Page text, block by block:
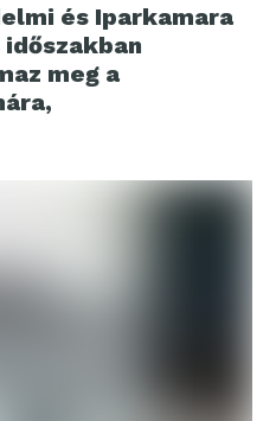
és Iparkamara
meg a